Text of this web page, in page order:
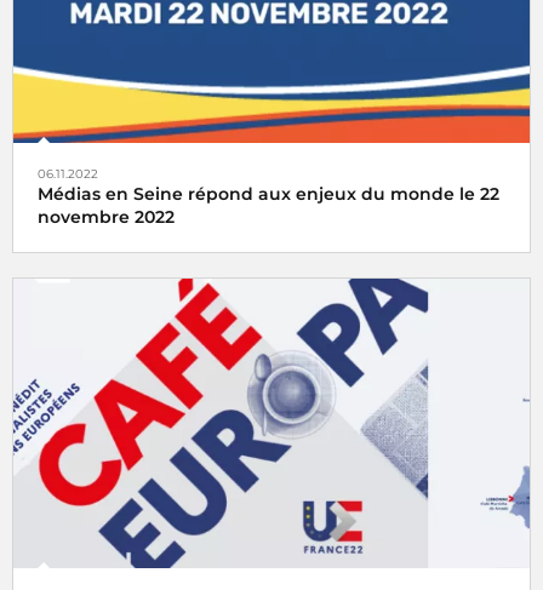
06.11.2022
Médias en Seine répond aux enjeux du monde le 22
novembre 2022
Médias en Seine vous invite à assister aux conférences,
débats, rencontres, masterclasses,... mardi 22 novembre